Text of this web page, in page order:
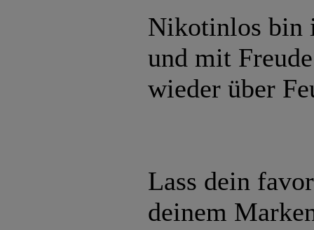
Nikotinlos bin
und mit
wieder über
Lass dein
deinem